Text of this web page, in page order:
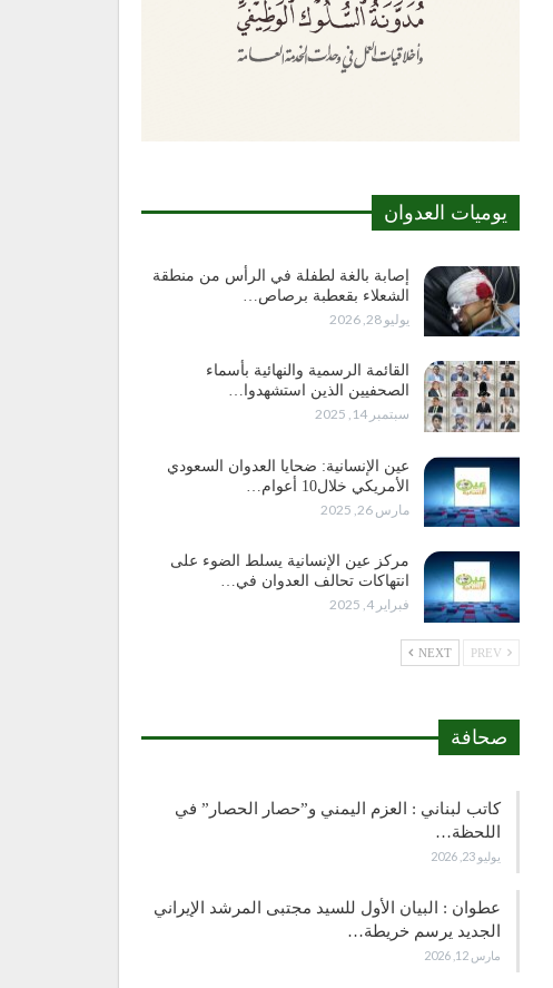
يوميات العدوان
إصابة بالغة لطفلة في الرأس من منطقة
الشعلاء بقعطبة برصاص…
يوليو 28, 2026
القائمة الرسمية والنهائية بأسماء
الصحفيين الذين استشهدوا…
سبتمبر 14, 2025
عين الإنسانية: ضحايا العدوان السعودي
الأمريكي خلال10 أعوام…
مارس 26, 2025
مركز عين الإنسانية يسلط الضوء على
انتهاكات تحالف العدوان في…
فبراير 4, 2025
NEXT
صحافة
كاتب لبناني : العزم اليمني و”حصار الحصار” في
اللحظة…
يوليو 23, 2026
عطوان : البيان الأول للسيد مجتبى المرشد الإيراني
الجديد يرسم خريطة…
مارس 12, 2026